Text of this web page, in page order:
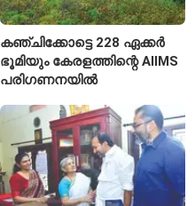
കഞ്ചിക്കോട്ടെ 228 ഏക്കർ
ഭൂമിയും കേരളത്തിന്റെ AIIMS
പരിഗണനയിൽ